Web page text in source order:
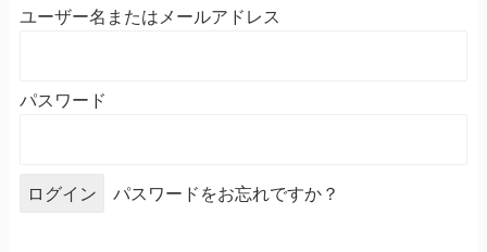
ユーザー名またはメールアドレス
パスワード
パスワードをお忘れですか？